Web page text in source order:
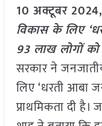
10 अक्टूबर
विकास के लिए
93 लाख लोगों को
सरकार ने
लिए ‘धरती आबा
प्राथमिकता दी है।